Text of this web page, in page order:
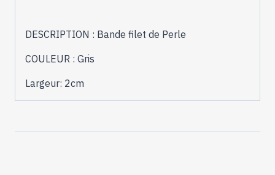
DESCRIPTION : Bande filet de Perle
COULEUR : Gris
Largeur: 2cm